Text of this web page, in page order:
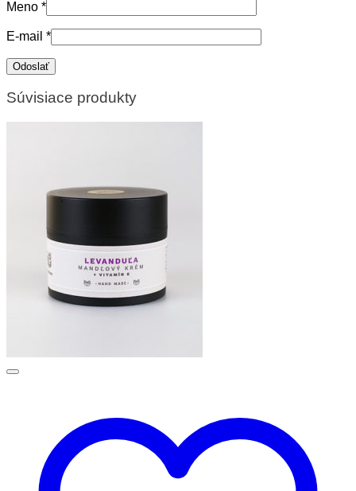
Meno *
E-mail *
Súvisiace produkty